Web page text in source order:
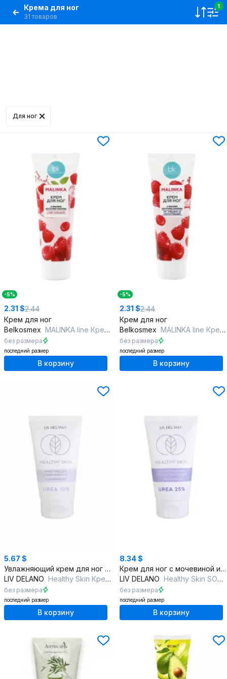
Крема для ног
31 товаров
1
Для ног
-5%
2.31 $2.44
Крем для ног
Belkosmex MALINKA line Крем для ног с маслом косточек малины смягчающий
без размера
последний размер
В корзину
-5%
2.31 $2.44
Крем для ног
Belkosmex MALINKA line Крем для ног с маслом косточек малины от трещин и натопты
без размера
последний размер
В корзину
5.67 $
Увлажняющий крем для ног с аллантоином и маслом кокоса
LIV DELANO Healthy Skin Крем-уход для сухой кожи ног с мочевиной 10%
без размера
последний размер
В корзину
8.34 $
Крем для ног с мочевиной и натуральными маслами
LIV DELANO Healthy Skin SOS-крем для ног от сухости и трещин с мочевиной 25%
без размера
последний размер
В корзину